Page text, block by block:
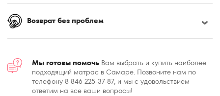
Возврат без проблем
Мы готовы помочь Вам выбрать и купить наиболее
подходящий матрас в Самаре. Позвоните нам по
телефону 8 846 225-37-87, и мы с удовольствием
ответим на все ваши вопросы!